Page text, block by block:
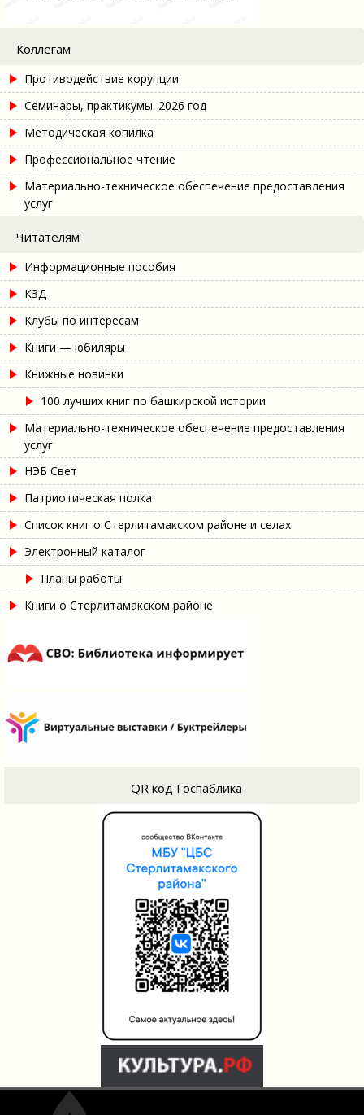
Коллегам
Противодействие корупции
Семинары, практикумы. 2026 год
Методическая копилка
Профессиональное чтение
Материально-техническое обеспечение предоставления
услуг
Читателям
Информационные пособия
КЗД
Клубы по интересам
Книги — юбиляры
Книжные новинки
100 лучших книг по башкирской истории
Материально-техническое обеспечение предоставления
услуг
НЭБ Свет
Патриотическая полка
Список книг о Стерлитамакском районе и селах
Электронный каталог
Планы работы
Книги о Стерлитамакском районе
QR код Госпаблика